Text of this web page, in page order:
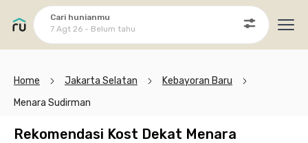
Cari hunianmu
7 Agt 26 - Belum tahu
Home Jakarta Selatan
Kebayoran Baru
Menara Sudirman
Rekomendasi Kost Dekat Menara